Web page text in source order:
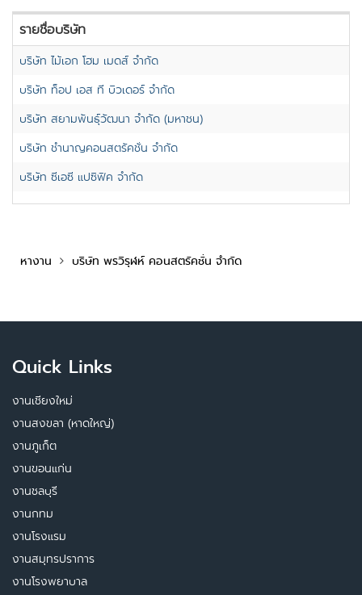
รายชื่อบริษัท
บริษัท ไม้เอก โฮม เมดส์ จำกัด
บริษัท ท็อป เอส ที บิวเดอร์ จำกัด
บริษัท สยามพันธุ์วัฒนา จำกัด (มหาชน)
บริษัท ชำนาญคอนสตรัคชั่น จำกัด
บริษัท ซีเอซี แปซิฟิค จำกัด
หางาน บริษัท พรวิรุฬห์ คอนสตรัคชั่น จำกัด
Quick Links
งานเชียงใหม่
งานสงขลา (หาดใหญ่)
งานภูเก็ต
งานขอนแก่น
งานชลบุรี
งานกทม
งานโรงแรม
งานสมุทรปราการ
งานโรงพยาบาล